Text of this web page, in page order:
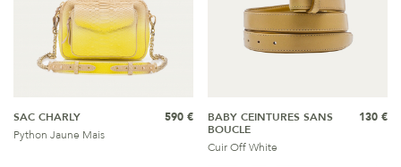
SAC CHARLY
Python Jaune Mais
590 €
BABY CEINTURES SANS
BOUCLE
Cuir Off White
130 €